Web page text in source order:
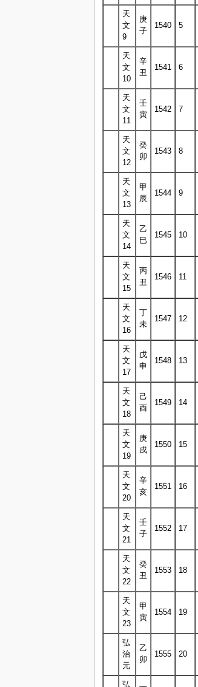
天
文
9
庚
子
1540 5
天
文
10
辛
丑
1541 6
天
文
11
壬
寅
1542 7
天
文
12
癸
卯
1543 8
天
文
13
甲
辰
1544 9
天
文
14
乙
巳
1545 10
天
文
15
丙
丑
1546 11
天
文
16
丁
未
1547 12
天
文
17
戊
申
1548 13
天
文
18
己
酉
1549 14
天
文
19
庚
戌
1550 15
天
文
20
辛
亥
1551 16
天
文
21
壬
子
1552 17
天
文
22
癸
丑
1553 18
天
文
23
甲
寅
1554 19
弘
治
元
乙
卯
1555 20
弘